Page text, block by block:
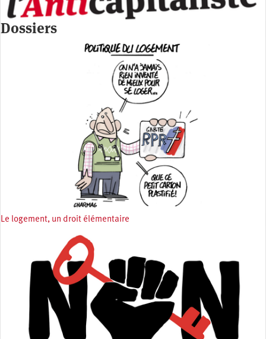
Dossiers
Le logement, un droit élémentaire